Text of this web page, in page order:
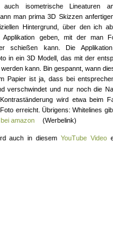
auch isometrische Lineaturen
man prima 3D Skizzen
Hintergrund, über den ich
Applikation geben, mit der man
schießen kann. Die
in ein 3D Modell, das mit der
kann. Bin gespannt, wann
Papier ist ja, dass bei
verschwindet und nur noch die
wird etwa beim
erreicht. Übrigens: Whitelines
amazon (Werbelink)
auch in diesem YouTube Video